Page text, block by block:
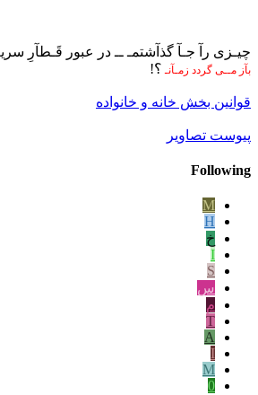
چیـزی رآ جـآ گذآشتمـ ــ در عبور قَـطآرِ
بآز مــی گردد زمـآنـ ؟!
قوانین بخش خانه و خانواده
پیوست تصاویر
Following
M
Н
خ
I
S
س
م
T
A
I
M
0